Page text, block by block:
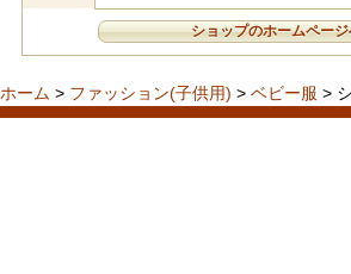
ショップのホームペー
ホーム > ファッション(子供用) > ベビー服 >